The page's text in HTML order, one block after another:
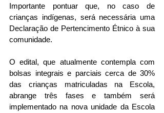
Importante pontuar que, no caso de
crianças indígenas, será necessária uma
Declaração de Pertencimento Étnico à sua
comunidade.
O edital, que atualmente contempla com
bolsas integrais e parciais cerca de 30%
das crianças matriculadas na Escola,
abrange três fases e também será
implementado na nova unidade da Escola